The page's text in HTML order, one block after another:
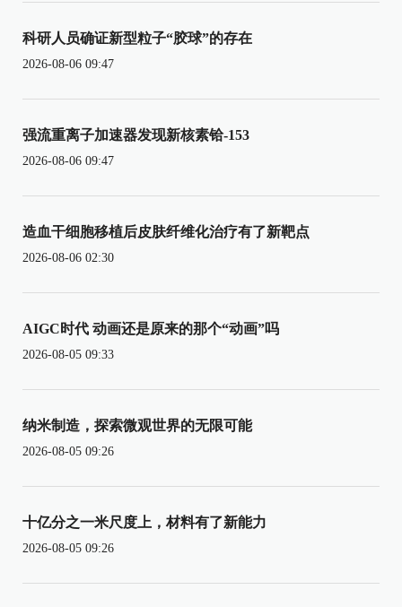
科研人员确证新型粒子“胶球”的存在
2026-08-06 09:47
强流重离子加速器发现新核素铪-153
2026-08-06 09:47
造血干细胞移植后皮肤纤维化治疗有了新靶点
2026-08-06 02:30
AIGC时代 动画还是原来的那个“动画”吗
2026-08-05 09:33
纳米制造，探索微观世界的无限可能
2026-08-05 09:26
十亿分之一米尺度上，材料有了新能力
2026-08-05 09:26